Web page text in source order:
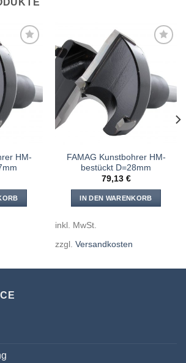
Meine
Sägen
hinzufügen
HM-
Meine
Sägen
hinzufügen
FAMAG Kunstbohrer HM-
bestückt D=28mm
79,13 €
IN DEN WARENKORB
inkl. MwSt.
zzgl. Versandkosten